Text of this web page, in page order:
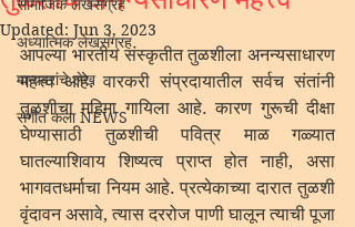
सामाजिक लेखसंग्रह
अध्यात्मिक लेखसंग्रह
मान्यवरांचे लेख
संगीत कला NEWS
Updated: Jun 3, 2023
आपल्या भारतीय संस्कृतीत तुळशीला अनन्यसाधारण
महत्त्व आहे. वारकरी संप्रदायातील सर्वच संतांनी
तुळशीचा महिमा गायिला आहे. कारण गुरूची दीक्षा
घेण्यासाठी तुळशीची पवित्र माळ गळ्यात
घातल्याशिवाय शिष्यत्व प्राप्त होत नाही, असा
भागवतधर्माचा नियम आहे. प्रत्येकाच्या दारात तुळशी
वृंदावन असावे, त्यास दररोज पाणी घालून त्याची पूजा